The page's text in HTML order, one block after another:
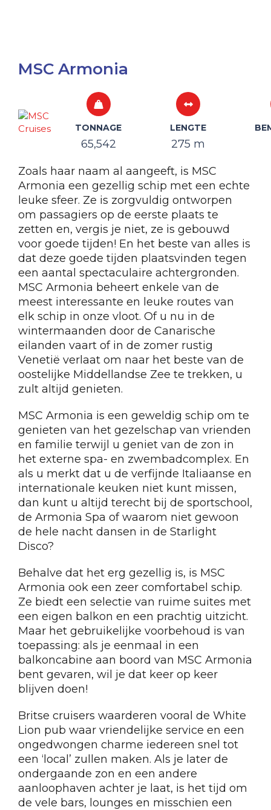
MSC Armonia
TONNAGE
65,542
LENGTE
275 m
Zoals haar naam al aangeeft, is MSC
Armonia een gezellig schip met een echte
leuke sfeer. Ze is zorgvuldig ontworpen
om passagiers op de eerste plaats te
zetten en, vergis je niet, ze is gebouwd
voor goede tijden! En het beste van alles is
dat deze goede tijden plaatsvinden tegen
een aantal spectaculaire achtergronden.
MSC Armonia beheert enkele van de
meest interessante en leuke routes van
elk schip in onze vloot. Of u nu in de
wintermaanden door de Canarische
eilanden vaart of in de zomer rustig
Venetië verlaat om naar het beste van de
oostelijke Middellandse Zee te trekken, u
zult altijd genieten.
MSC Armonia is een geweldig schip om te
genieten van het gezelschap van vrienden
en familie terwijl u geniet van de zon in
het externe spa- en zwembadcomplex. En
als u merkt dat u de verfijnde Italiaanse en
internationale keuken niet kunt missen,
dan kunt u altijd terecht bij de sportschool,
de Armonia Spa of waarom niet gewoon
de hele nacht dansen in de Starlight
Disco?
Behalve dat het erg gezellig is, is MSC
Armonia ook een zeer comfortabel schip.
Ze biedt een selectie van ruime suites met
een eigen balkon en een prachtig uitzicht.
Maar het gebruikelijke voorbehoud is van
toepassing: als je eenmaal in een
balkoncabine aan boord van MSC Armonia
bent gevaren, wil je dat keer op keer
blijven doen!
Britse cruisers waarderen vooral de White
Lion pub waar vriendelijke service en een
ongedwongen charme iedereen snel tot
een ‘local’ zullen maken. Als je later de
ondergaande zon en een andere
aanloophaven achter je laat, is het tijd om
de vele bars, lounges en misschien een